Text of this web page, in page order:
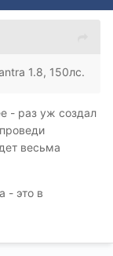
1.8, 150лс.
- раз уж создал
весьма
- это в